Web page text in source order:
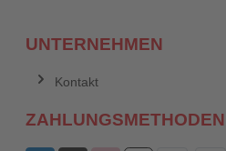
UNTERNEHMEN
Kontakt
ZAHLUNGSMETHODEN